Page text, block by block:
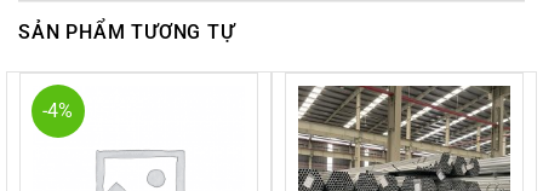
SẢN PHẨM TƯƠNG TỰ
-4%